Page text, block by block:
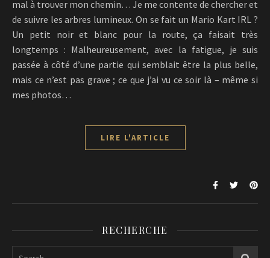
mal à trouver mon chemin… Je me contente de chercher et
de suivre les arbres lumineux. On se fait un Mario Kart IRL ?
Un petit noir et blanc pour la route, ça faisait très
longtemps : Malheureusement, avec la fatigue, je suis
passée à côté d’une partie qui semblait être la plus belle,
mais ce n’est pas grave ; ce que j’ai vu ce soir là – même si
mes photos…
LIRE L'ARTICLE
RECHERCHE